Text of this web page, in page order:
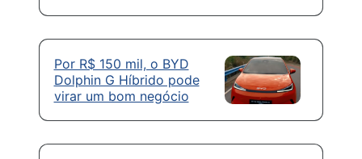
Por R$ 150 mil, o BYD
Dolphin G Híbrido pode
virar um bom negócio